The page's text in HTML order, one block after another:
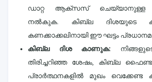
ഡാറ്റ ആക്സസ് ചെയ്യാനുള്ള
നൽകുക. കിബ്ല ദിശയുടെ
കണക്കാക്കലിനായി ഈ ഘട്ടം
കിബ്ല ദിശ കാണുക:
തിരിച്ചറിഞ്ഞ ശേഷം, കിബ്ല
പ്രാർത്ഥനകളിൽ മുഖം വെക്കേണ്ട